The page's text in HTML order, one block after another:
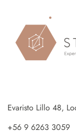
Evaristo Lillo 48,
+56 9 6263 3059